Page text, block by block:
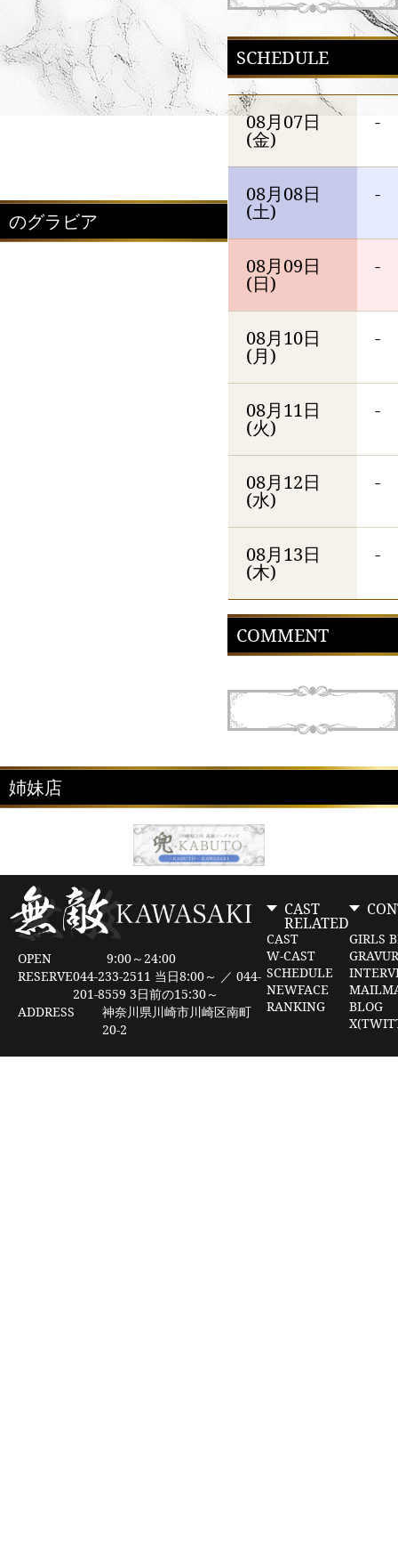
のグラビア
SCHEDULE
08月07日
(金)
-
08月08日
(土)
-
08月09日
(日)
-
08月10日
(月)
-
08月11日
(火)
-
08月12日
(水)
-
08月13日
(木)
-
COMMENT
姉妹店
OPEN
9:00～24:00
RESERVE044-233-2511 当日8:00～ ／ 044-
201-8559 3日前の15:30～
ADDRESS
神奈川県川崎市川崎区南町
20-2
CAST
RELATED
CAST
W-CAST
SCHEDULE
NEWFACE
RANKING
GIRLS
BLOG